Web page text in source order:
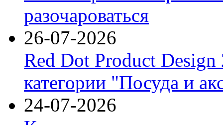
разочароваться
26-07-2026
Red Dot Product Design
категории "Посуда и
24-07-2026